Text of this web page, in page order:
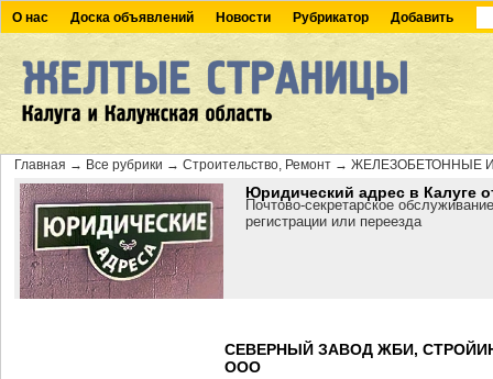
О нас Доска объявлений Новости Рубрикатор Добавить
Главная → Все рубрики → Строительство, Ремонт → ЖЕЛЕЗОБЕТОННЫЕ
Юридический адрес в Калуге
Почтово-секретарское
регистрации или переезда
СЕВЕРНЫЙ ЗАВОД ЖБИ,
ООО